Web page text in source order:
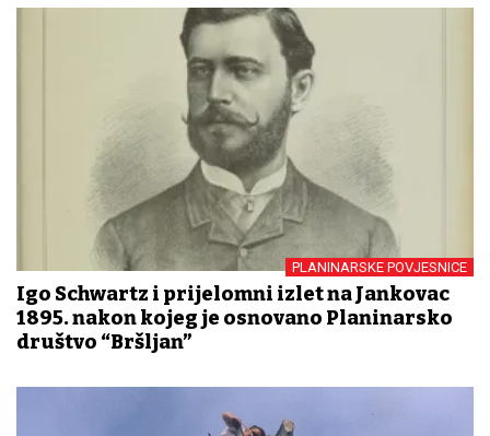
PLANINARSKE POVJESNICE
Igo Schwartz i prijelomni izlet na Jankovac
1895. nakon kojeg je osnovano Planinarsko
društvo “Bršljan”